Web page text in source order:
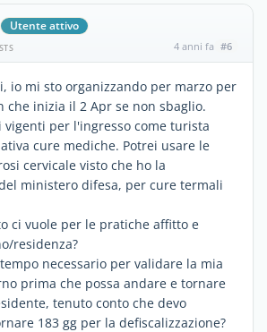
Utente attivo
4 anni fa #6
io mi sto organizzando per marzo per
che inizia il 2 Apr se non sbaglio.
vigenti per l'ingresso come turista
cure mediche. Potrei usare le
cervicale visto che ho la
ministero difesa, per cure termali
ci vuole per le pratiche affitto e
residenza?
necessario per validare la mia
prima che possa andare e tornare
tenuto conto che devo
183 gg per la defiscalizzazione?